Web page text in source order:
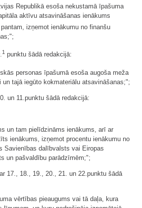
Republikā esoša nekustamā īpašuma
aktīvu atsavināšanas ienākums
pantam, izņemot ienākumu no finanšu
1 punktu šādā redakcijā:
personas īpašumā esoša augoša meža
tajā iegūto kokmateriālu atsavināšanas;";
un 11.punktu šādā redakcijā:
un tam pielīdzināms ienākums, arī ar
ienākums, izņemot procentu ienākumu no
Savienības dalībvalsts vai Eiropas
un pašvaldību parādzīmēm;";
17., 18., 19., 20., 21. un 22.punktu šādā
vērtības pieaugums vai tā daļa, kura